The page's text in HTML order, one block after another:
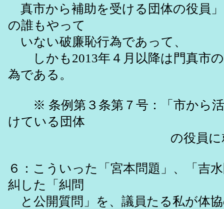
真市から補助を受ける団体の役員
の誰もやって
いない破廉恥行為であって、
しかも2013年４月以降は門真市の
為である。
※ 条例第３条第７号：「市から活
けている団体
の役員に就任し
６：こういった「宮本問題」、「吉
糾した「糾問
と公開質問」を、議員たる私が体